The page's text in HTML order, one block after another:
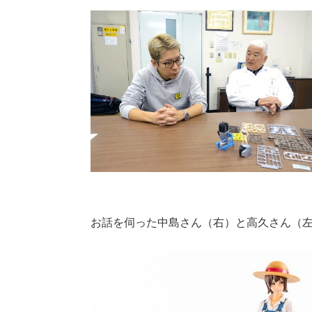
お話を伺った中島さん（右）と高久さん（